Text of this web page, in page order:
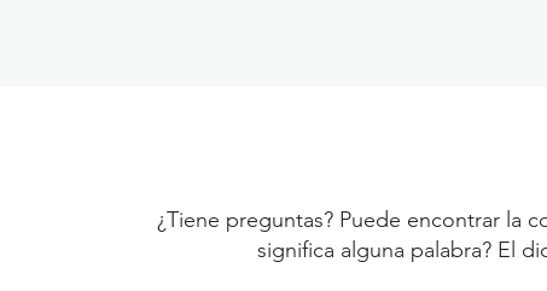
¿Tiene preguntas? Puede encontrar la
significa alguna palabra? El